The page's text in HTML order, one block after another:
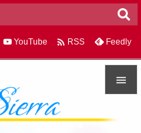

メニュ
YouTube  RSS Feedly